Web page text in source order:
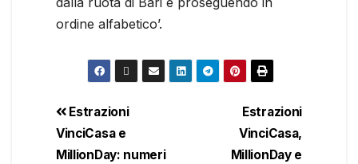
ordine alfabetico’.
Estrazioni
VinciCasa,
MillionDay e
Estrazioni
VinciCasa e
MillionDay: numeri